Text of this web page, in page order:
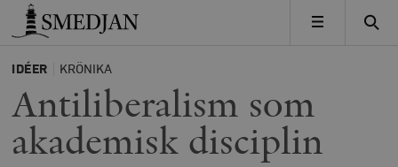
Timbro
MENY
IDÉER KRÖNIKA
Antiliberalism som
akademisk disciplin